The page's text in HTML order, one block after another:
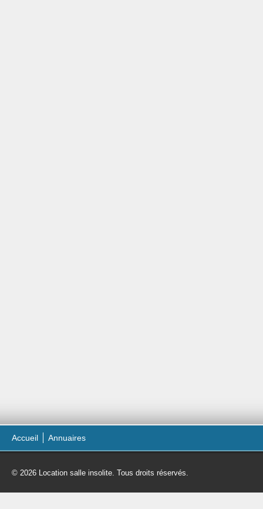
Accueil Annuaires
© 2026 Location salle insolite. Tous droits réservés.